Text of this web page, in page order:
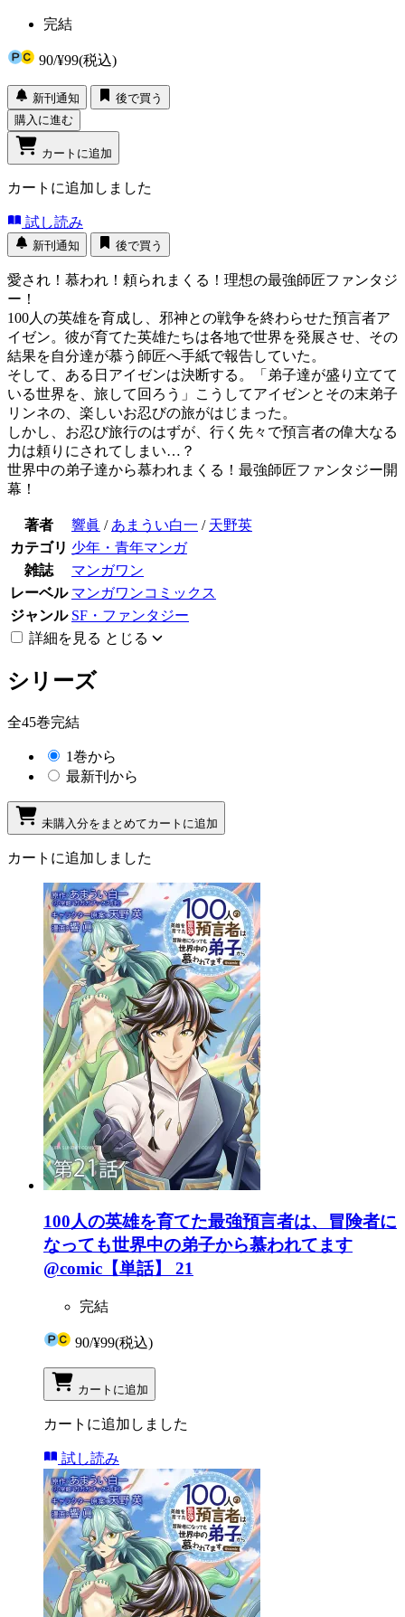
完結
90/¥99(税込)
新刊通知
後で買う
購入に進む
カートに追加
カートに追加しました
試し読み
新刊通知 後で買う
愛され！慕われ！頼られまくる！理想の最強師匠ファンタジ
ー！
100人の英雄を育成し、邪神との戦争を終わらせた預言者ア
イゼン。彼が育てた英雄たちは各地で世界を発展させ、その
結果を自分達が慕う師匠へ手紙で報告していた。
そして、ある日アイゼンは決断する。「弟子達が盛り立てて
いる世界を、旅して回ろう」こうしてアイゼンとその末弟子
リンネの、楽しいお忍びの旅がはじまった。
しかし、お忍び旅行のはずが、行く先々で預言者の偉大なる
力は頼りにされてしまい…？
世界中の弟子達から慕われまくる！最強師匠ファンタジー開
幕！
著者 響眞 / あまうい白一 / 天野英
カテゴリ 少年・青年マンガ
雑誌
マンガワン
レーベル マンガワンコミックス
ジャンル SF・ファンタジー
詳細を見る とじる
シリーズ
全45巻完結
1巻から
最新刊から
未購入分をまとめてカートに追加
カートに追加しました
100人の英雄を育てた最強預言者は、冒険者に
なっても世界中の弟子から慕われてます
@comic【単話】 21
完結
90/¥99(税込)
カートに追加
カートに追加しました
試し読み